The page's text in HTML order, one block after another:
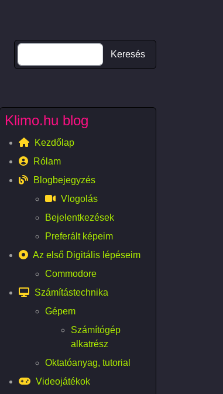
Keresés
Klimo.hu blog
Kezdőlap
Rólam
Blogbejegyzés
Vlogolás
Bejelentkezések
Preferált képeim
Az első Digitális lépéseim
Commodore
Számítástechnika
Gépem
Számítógép
alkatrész
Oktatóanyag, tutorial
Videojátékok